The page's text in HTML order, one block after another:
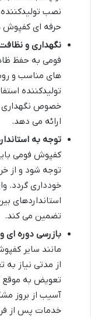
نصب
حرفه ای کفپوش
نگهداری و
فومی به حفظ
های مناسب و
تولیدکننده
خصوص نگهداری
ارائه می دهد.
توجه به
کفپوش فومی
توجه شود و از
خودداری گردد.
استانداردهای
تضمین می کند.
بازرسی دوره
مانند سایر
از مدتی نیاز
تعویض به موقع
آسیب از بروز
خدمات پس از